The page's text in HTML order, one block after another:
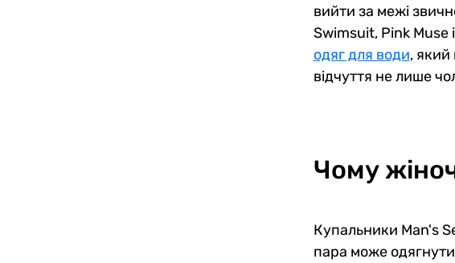
вийти за межі
Swimsuit, Pink Muse
одяг для води, який
відчуття не лише
Чому
Купальники Man's
пара може одягнути